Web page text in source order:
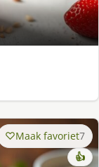
Maak favoriet7
👍